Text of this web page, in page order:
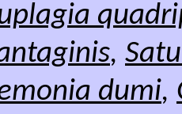
,
dumi,